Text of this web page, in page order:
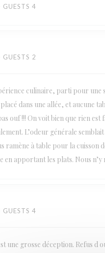
4
2
culinaire, parti pour une
dans une allée, et aucune
ouf !!! On voit bien que rien
L’odeur générale
ramène à table pour la
en apportant les plats. Nous
4
une grosse déception. Refus d